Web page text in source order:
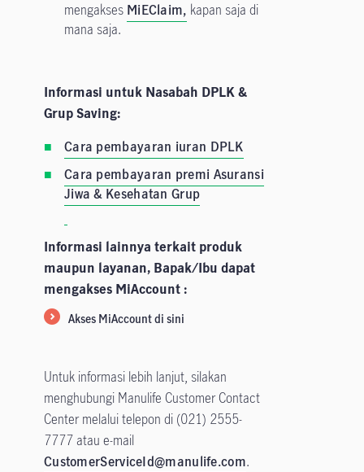
mengakses MiEClaim, kapan saja di
mana saja.
Informasi untuk Nasabah DPLK &
Grup Saving:
Cara pembayaran iuran DPLK
Cara pembayaran premi Asuransi
Jiwa & Kesehatan Grup
Informasi lainnya terkait produk
maupun layanan, Bapak/Ibu dapat
mengakses MiAccount :
Akses MiAccount di sini
Untuk informasi lebih lanjut, silakan
menghubungi Manulife Customer Contact
Center melalui telepon di (021) 2555-
7777atau e-mail
CustomerServiceId@manulife.com.